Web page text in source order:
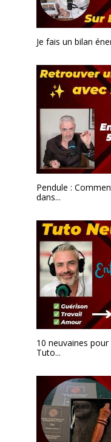
Je fais un bilan
Pendule :
dans...
10 neuvaines
Tuto...